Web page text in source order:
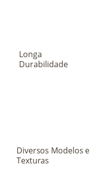
Longa
Durabilidade
Diversos Modelos e
Texturas